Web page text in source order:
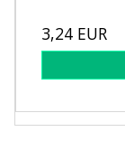
3,24 EUR